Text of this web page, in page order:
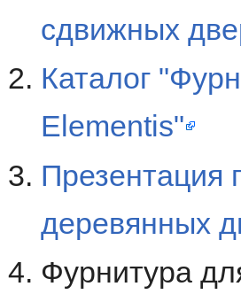
сдвижных
Каталог
Elementis"
Презентация
деревянных
Фурнитура